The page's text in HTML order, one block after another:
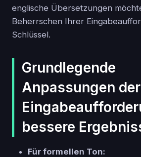
englische Übersetzungen
Beherrschen Ihrer
Schlüssel.
Grundlegende
Anpassungen der
bessere
Für formellen Ton: